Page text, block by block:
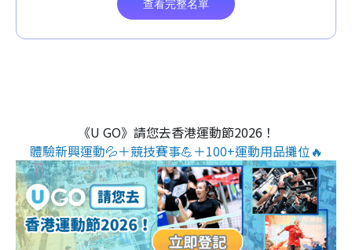
《U GO》請您去香港運動節2026！
體驗新興運動💦＋競技賽事💪＋100+運動用品攤位🔥